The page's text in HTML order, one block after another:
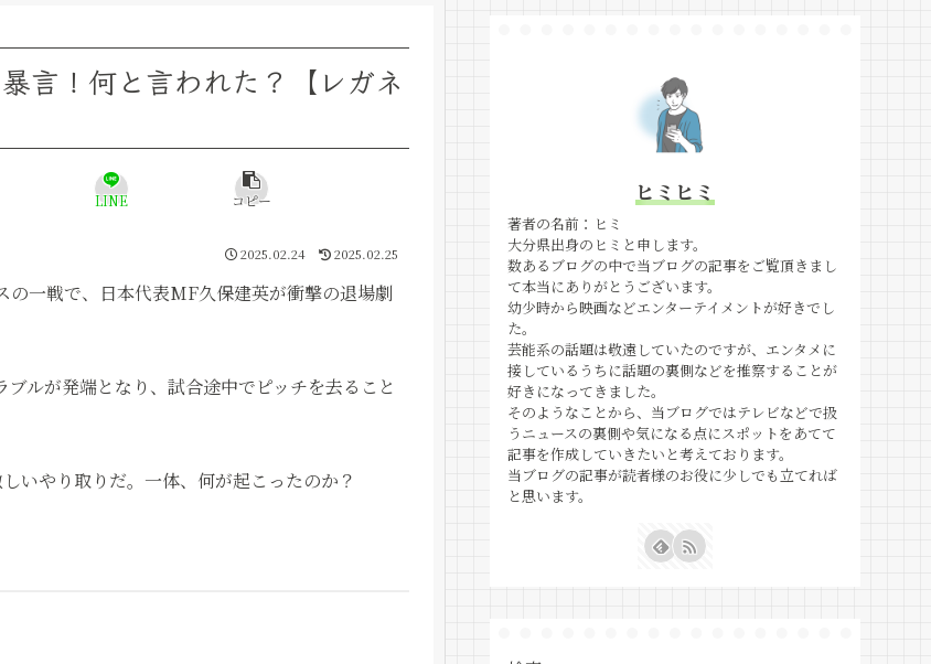
言！何と言われた？【レガネ
LINE コピー
2025.02.24 2025.02.25
一戦で、日本代表MF久保建英が衝撃の退場劇
ルが発端となり、試合途中でピッチを去ること
いやり取りだ。一体、何が起こったのか？
ヒミヒミ
著者の名前：ヒミ
大分県出身のヒミと申します。
数あるブログの中で当ブログの記事をご覧頂きまし
て本当にありがとうございます。
幼少時から映画などエンターテイメントが好きでし
た。
芸能系の話題は敬遠していたのですが、エンタメに
接しているうちに話題の裏側などを推察することが
好きになってきました。
そのようなことから、当ブログではテレビなどで扱
うニュースの裏側や気になる点にスポットをあてて
記事を作成していきたいと考えております。
当ブログの記事が読者様のお役に少しでも立てれば
と思います。